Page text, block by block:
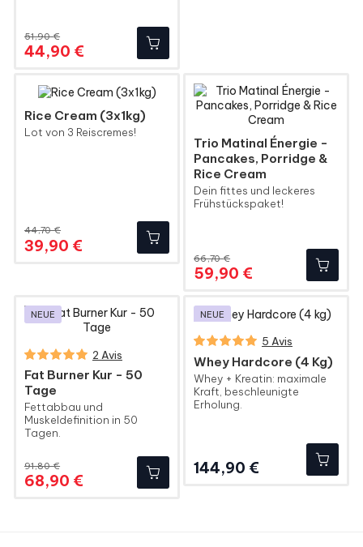
51,90 €
44,90 €
Rice Cream (3x1kg)
Lot von 3 Reiscremes!
44,70 €
39,90 €
Trio Matinal Énergie -
Pancakes, Porridge &
Rice Cream
Dein fittes und leckeres
Frühstückspaket!
66,70 €
59,90 €
NEUE
2 Avis
Fat Burner Kur - 50
Tage
Fettabbau und
Muskeldefinition in 50
Tagen.
91,80 €
68,90 €
NEUE
5 Avis
Whey Hardcore (4 Kg)
Whey + Kreatin: maximale
Kraft, beschleunigte
Erholung.
144,90 €